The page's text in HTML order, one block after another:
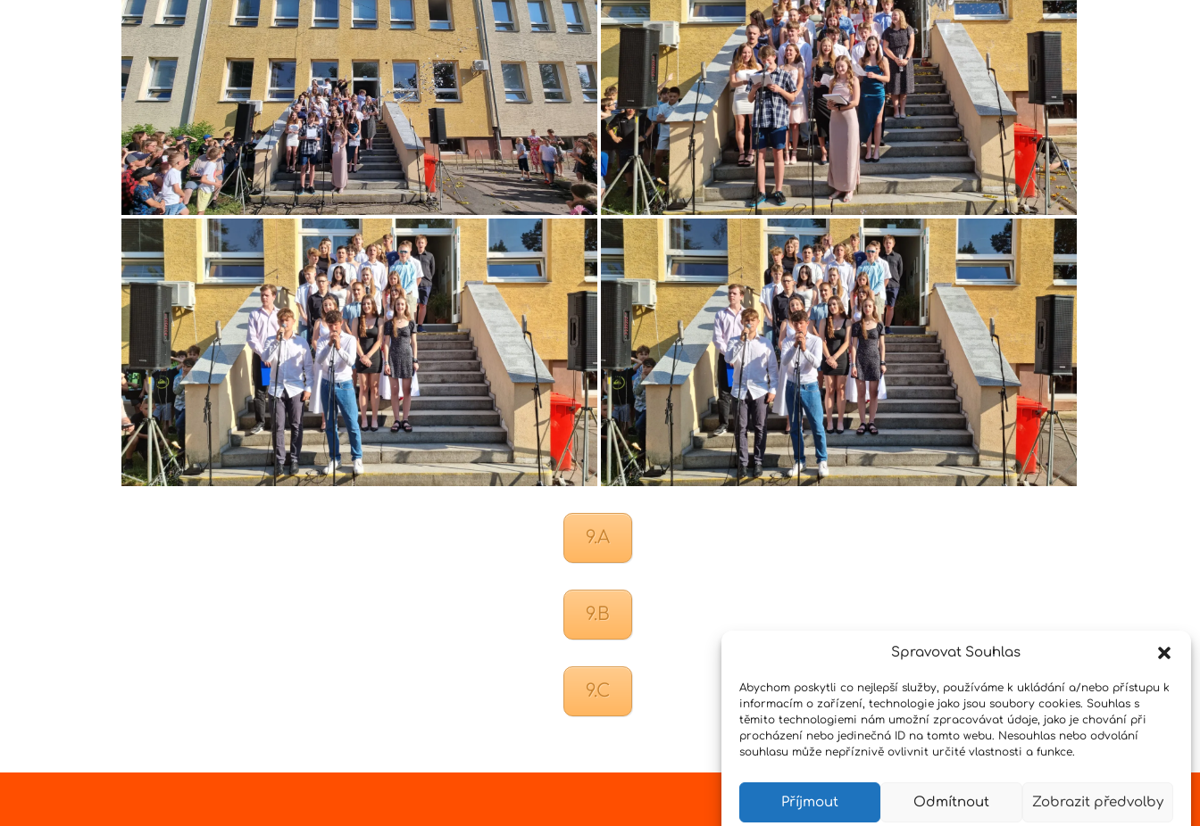
Spravovat Souhlas
Abychom poskytli co nejlepší služby, používáme k ukládání a/nebo přístupu k
informacím o zařízení, technologie jako jsou soubory cookies. Souhlas s
těmito technologiemi nám umožní zpracovávat údaje, jako je chování při
procházení nebo jedinečná ID na tomto webu. Nesouhlas nebo odvolání
souhlasu může nepříznivě ovlivnit určité vlastnosti a funkce.
Příjmout Odmítnout Zobrazit předvolby
9.A
9.B
9.C